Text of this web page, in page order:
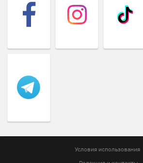
Условия использования